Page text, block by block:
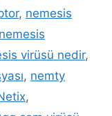
, nemesis
nemesis
virüsü nedir,
, nemty
,